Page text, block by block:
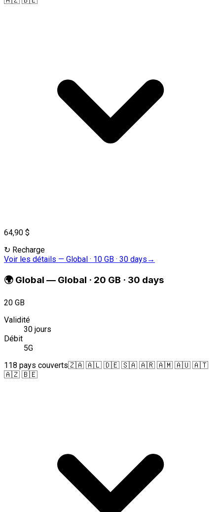
64,90 $
↻ Recharge
Voir les détails — Global · 10 GB · 30 days →
🌍 Global — Global · 20 GB · 30 days
20 GB
Validité
30 jours
Débit
5G
118 pays couverts🇿🇦 🇦🇱 🇩🇪 🇸🇦 🇦🇷 🇦🇲 🇦🇺 🇦🇹
🇦🇿 🇧🇪